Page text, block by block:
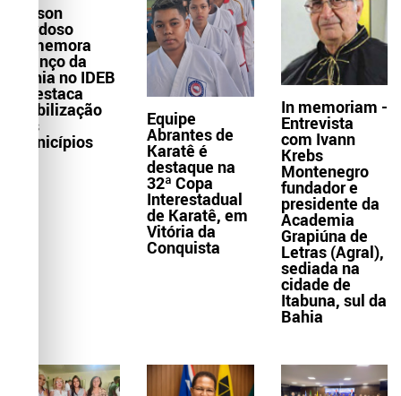
Wilson
Cardoso
comemora
avanço da
Bahia no IDEB
e destaca
mobilização
dos
municípios
Equipe
Abrantes de
Karatê é
destaque na
32ª Copa
Interestadual
de Karatê, em
Vitória da
Conquista
In memoriam -
Entrevista
com Ivann
Krebs
Montenegro
fundador e
presidente da
Academia
Grapiúna de
Letras (Agral),
sediada na
cidade de
Itabuna, sul da
Bahia